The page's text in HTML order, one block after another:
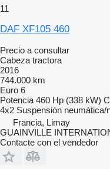
11
DAF XF105 460
Precio a consultar
Cabeza tractora
2016
744.000 km
Euro 6
Potencia 460 Hp (338 kW)
4x2 Suspensión neumática/
Francia, Limay
GUAINVILLE
Contacte con el vendedor